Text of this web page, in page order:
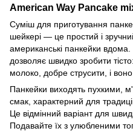
American Way Pancake
Суміш для приготування
шейкері — це простий і
американські панкейки
дозволяє швидко зробити
молоко, добре струсити, і
Панкейки виходять пухкими,
смак, характерний для
Це відмінний варіант для
Подавайте їх з улюбленими